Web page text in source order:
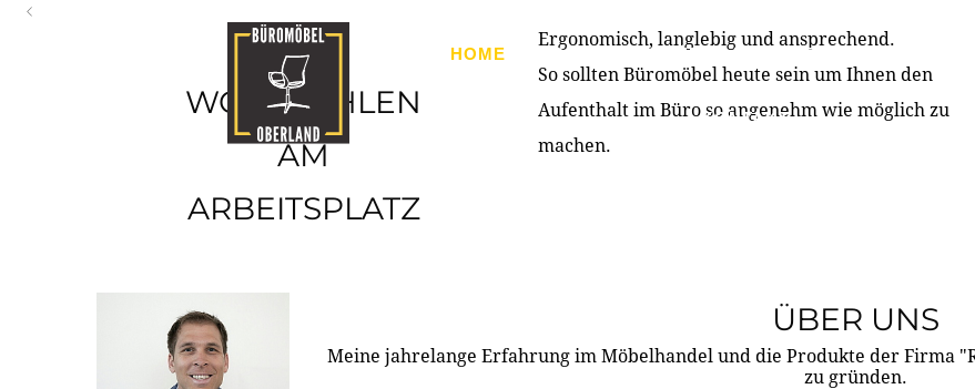
HOME PRODUKTE ÜBER UNS PARTNER &
KONTAKT
WOHLFÜHLEN
AM
ARBEITSPLATZ
Ergonomisch, langlebig und ansprechend.
So sollten Büromöbel heute sein um Ihnen den
Aufenthalt im Büro so angenehm wie möglich zu
machen.
ÜBER UNS
Meine jahrelange Erfahrung im Möbelhandel und die Produkte der Firma
zu gründen.